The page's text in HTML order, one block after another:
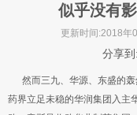
似乎没有
更新时间:2018年
分享到:
然而三九、华源、东盛的轰
药界立足未稳的华润集团入主